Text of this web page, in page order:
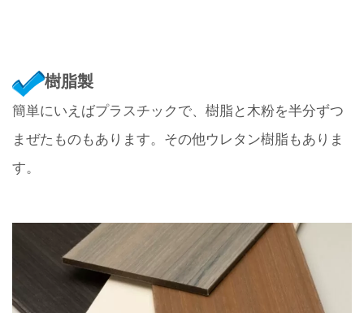
樹脂製
簡単にいえばプラスチックで、樹脂と木粉を半分ずつ
まぜたものもあります。その他ウレタン樹脂もありま
す。